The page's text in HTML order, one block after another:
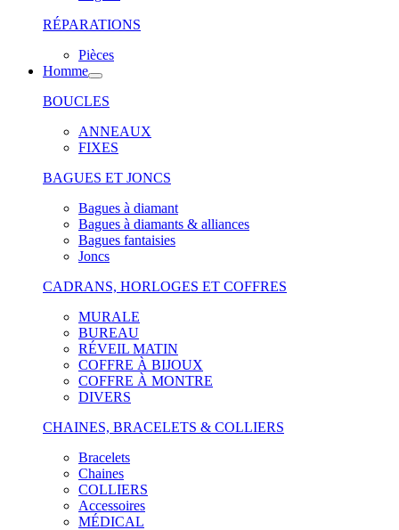
RÉPARATIONS
Pièces
Homme
BOUCLES
ANNEAUX
FIXES
BAGUES ET JONCS
Bagues à diamant
Bagues à diamants & alliances
Bagues fantaisies
Joncs
CADRANS, HORLOGES ET COFFRES
MURALE
BUREAU
RÉVEIL MATIN
COFFRE À BIJOUX
COFFRE À MONTRE
DIVERS
CHAINES, BRACELETS & COLLIERS
Bracelets
Chaines
COLLIERS
Accessoires
MÉDICAL